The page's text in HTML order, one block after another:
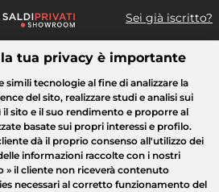
Sei già iscritto?
Casa Bellezza Elettrodomestici
tua privacy è importante
simili tecnologie al fine di analizzare la
del sito, realizzare studi e analisi sui
sito e il suo rendimento e proporre al
basate sui propri interessi e profilo.
dà il proprio consenso all'utilizzo dei
informazioni raccolte con i nostri
» il cliente non riceverà contenuto
necessari al corretto funzionamento del